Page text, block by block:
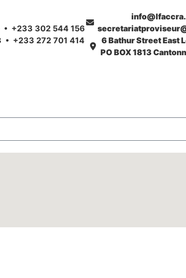
+233 302 544 156
+233 272 701 414
6 Bathur Street East
PO BOX 1813